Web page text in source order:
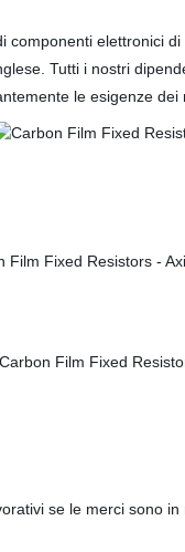
componenti elettronici
Tutti i nostri
le esigenze
se le merci sono